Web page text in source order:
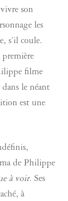
son
les
s’il coule.
première
filme
le néant
est une
de Philippe
à voir. Ses
à